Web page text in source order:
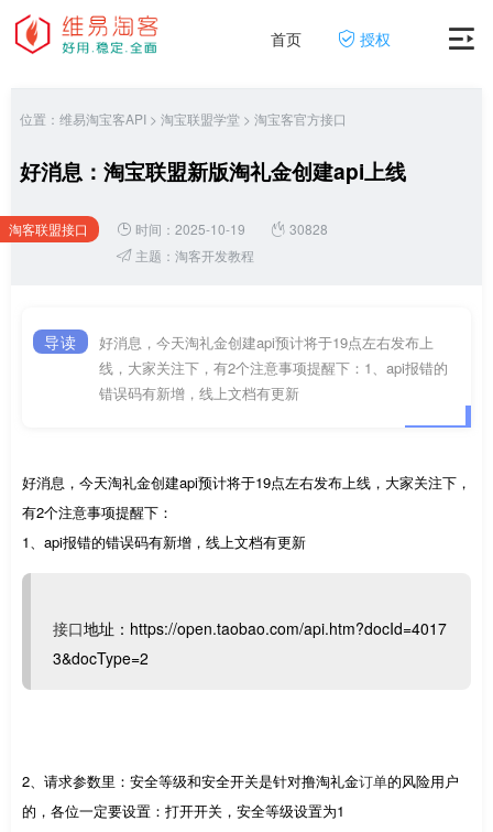
首页 授权
位置： 维易淘宝客API > 淘宝联盟学堂 > 淘宝客官方接口
好消息：淘宝联盟新版淘礼金创建api上线
淘客联盟接口
时间：2025-10-19
30828
主题： 淘客开发教程
导读
好消息，今天淘礼金创建api预计将于19点左右发布上
线，大家关注下，有2个注意事项提醒下：1、api报错的
错误码有新增，线上文档有更新
好消息，今天淘礼金创建api预计将于19点左右发布上线，大家关注下，
有2个注意事项提醒下：
1、api报错的错误码有新增，线上文档有更新
接口地址：https://open.taobao.com/api.htm?docId=4017
3&docType=2
2、请求参数里：安全等级和安全开关是针对撸淘礼金订单的风险用户
的，各位一定要设置：打开开关，安全等级设置为1